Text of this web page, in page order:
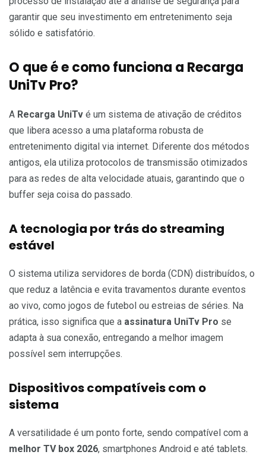
garantir que seu investimento em entretenimento seja
sólido e satisfatório.
O que é e como funciona a Recarga
UniTv Pro?
A Recarga UniTv é um sistema de ativação de créditos
que libera acesso a uma plataforma robusta de
entretenimento digital via internet. Diferente dos métodos
antigos, ela utiliza protocolos de transmissão otimizados
para as redes de alta velocidade atuais, garantindo que o
buffer seja coisa do passado.
A tecnologia por trás do streaming
estável
O sistema utiliza servidores de borda (CDN) distribuídos, o
que reduz a latência e evita travamentos durante eventos
ao vivo, como jogos de futebol ou estreias de séries. Na
prática, isso significa que a assinatura UniTv Pro se
adapta à sua conexão, entregando a melhor imagem
possível sem interrupções.
Dispositivos compatíveis com o
sistema
A versatilidade é um ponto forte, sendo compatível com a
melhor TV box 2026, smartphones Android e até tablets.